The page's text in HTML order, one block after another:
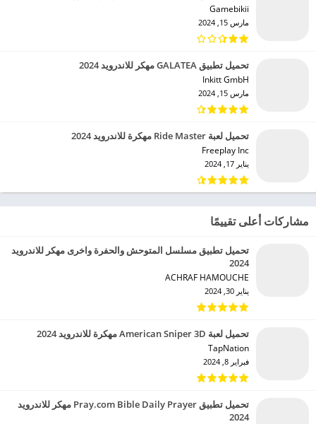
Gamebikii‏
مارس 15, 2024
تحميل تطبيق GALATEA مهكر للاندرويد 2024
Inkitt GmbH‏
مارس 15, 2024
تحميل لعبة Ride Master مهكرة للاندرويد 2024
Freeplay Inc‏
يناير 17, 2024
مشاركات أعلى تقييمًا
تحميل تطبيق مسلسل المتوحش والحفرة واخرى مهكر للاندرويد
2024
ACHRAF HAMOUCHE‏
يناير 30, 2024
تحميل لعبة American Sniper 3D مهكرة للاندرويد 2024
TapNation‏
فبراير 8, 2024
تحميل تطبيق Pray.com Bible Daily Prayer مهكر للاندرويد
2024